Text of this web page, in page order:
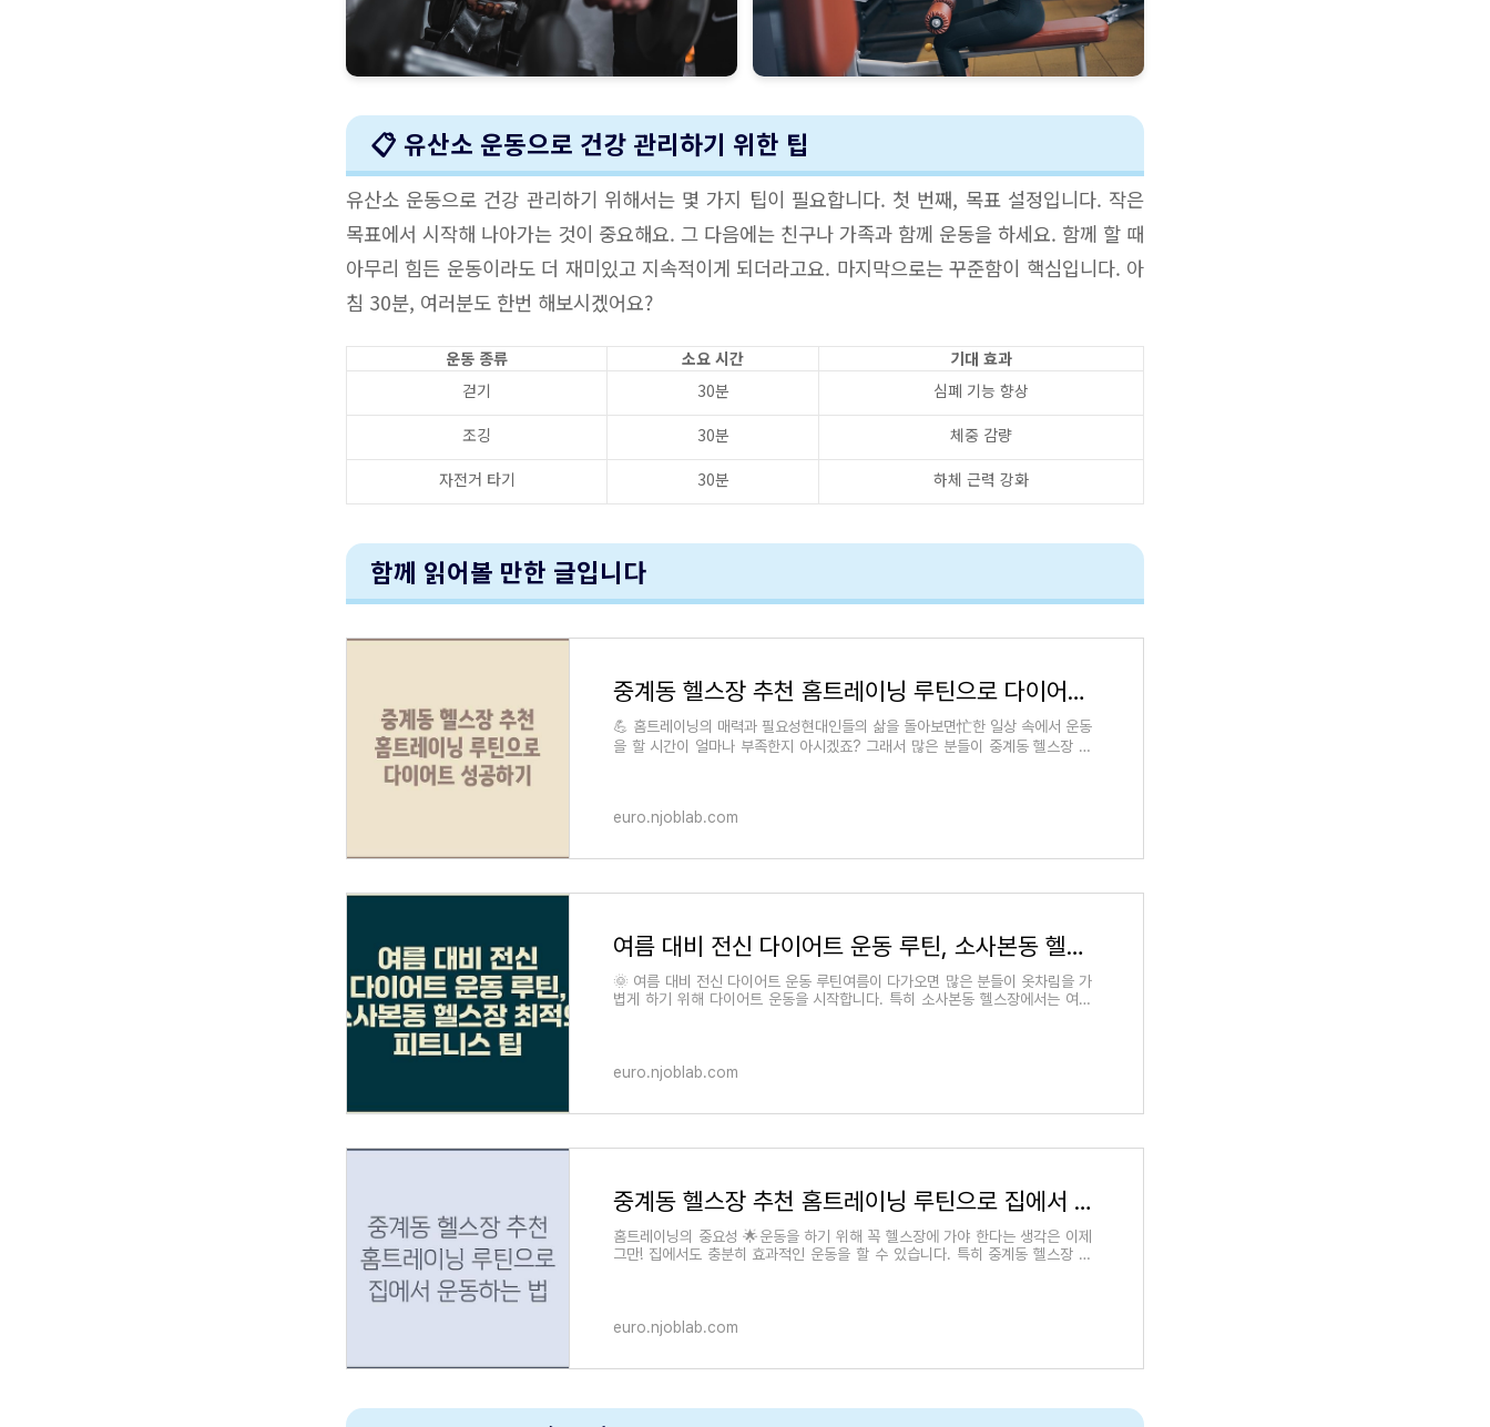
📋 유산소 운동으로 건강 관리하기 위한 팁
유산소 운동으로 건강 관리하기 위해서는 몇 가지 팁이 필요합니다. 첫 번째, 목표 설정입니다. 작은
목표에서 시작해 나아가는 것이 중요해요. 그 다음에는 친구나 가족과 함께 운동을 하세요. 함께 할 때
아무리 힘든 운동이라도 더 재미있고 지속적이게 되더라고요. 마지막으로는 꾸준함이 핵심입니다. 아
침 30분, 여러분도 한번 해보시겠어요?
운동 종류 소요 시간
기대 효과
걷기
30분
심폐 기능 향상
조깅
30분
체중 감량
자전거 타기
30분 하체 근력 강화
함께 읽어볼 만한 글입니다
중계동 헬스장 추천 홈트레이닝 루틴으로 다이어트 성공하기
💪 홈트레이닝의 매력과 필요성현대인들의 삶을 돌아보면忙한 일상 속에서 운동
을 할 시간이 얼마나 부족한지 아시겠죠? 그래서 많은 분들이 중계동 헬스장 추
euro.njoblab.com
여름 대비 전신 다이어트 운동 루틴, 소사본동 헬스장 최적의 피트니스 팁
🌞 여름 대비 전신 다이어트 운동 루틴여름이 다가오면 많은 분들이 옷차림을 가
볍게 하기 위해 다이어트 운동을 시작합니다. 특히 소사본동 헬스장에서는 여름
euro.njoblab.com
중계동 헬스장 추천 홈트레이닝 루틴으로 집에서 운동하는 법
홈트레이닝의 중요성 🌟운동을 하기 위해 꼭 헬스장에 가야 한다는 생각은 이제
그만! 집에서도 충분히 효과적인 운동을 할 수 있습니다. 특히 중계동 헬스장 추
euro.njoblab.com